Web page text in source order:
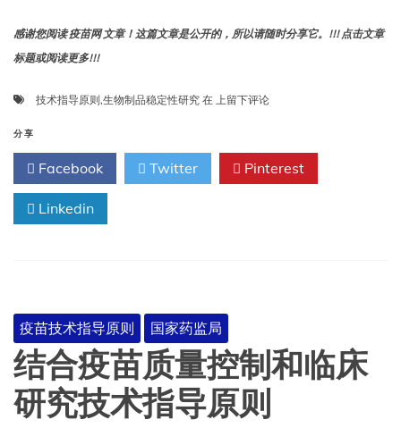
感谢您阅读 疫苗网 文章！这篇文章是公开的，所以请随时分享它。!!! 点击文章
标题或阅读更多!!!
技术指导原则,生物制品稳定性研究 在 生
品
定
导
原
则
（试
行）
上留下评论
分享
Facebook Twitter Pinterest
Linkedin
疫苗技术指导原则 国家药监局
结合疫苗质量控制和临床
研究技术指导原则